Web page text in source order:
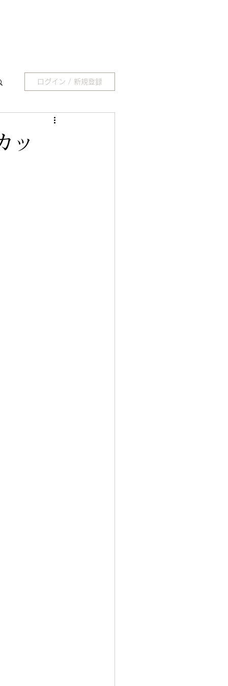
ログイン / 新規登録
ッ